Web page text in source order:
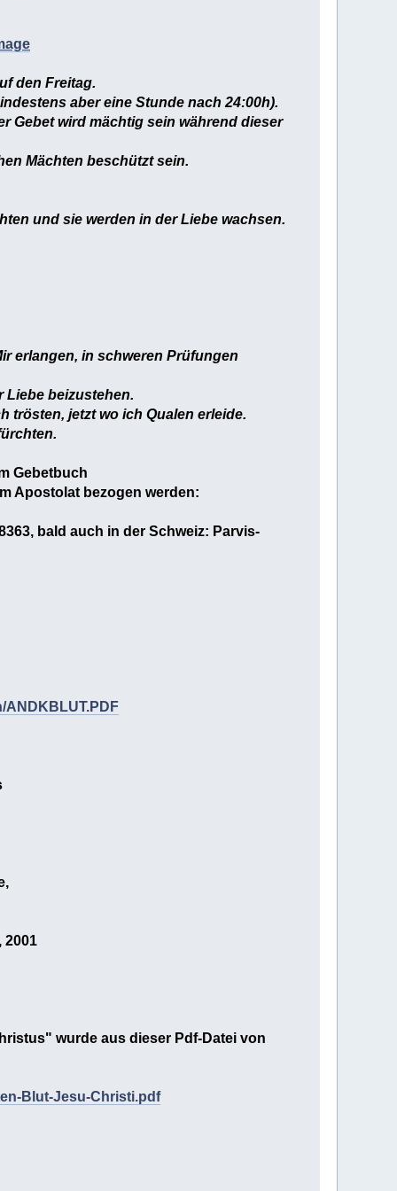
den Freitag.
aber eine Stunde nach 24:00h).
Gebet wird mächtig sein während dieser
Mächten beschützt sein.
und sie werden in der Liebe wachsen.
erlangen, in schweren Prüfungen
Liebe beizustehen.
trösten, jetzt wo ich Qualen erleide.
Gebetbuch
Apostolat bezogen werden:
bald auch in der Schweiz: Parvis-
ANDKBLUT.PDF
2001
wurde aus dieser Pdf-Datei von
Blut-Jesu-Christi.pdf